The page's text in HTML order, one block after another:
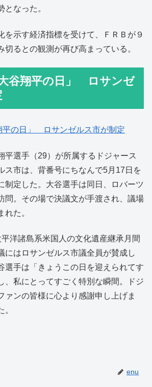
となった。
を示す経済指標を受けて、ＦＲＢが９
切るとの観測が再び高まっている。
谷翔平の日」 ロサンゼ
平の日」 ロサンゼルス市が制定
平選手（29）が所属するドジャース
ス市は、背番号にちなんで5月17日を
制定した。大谷選手は同日、ロバーツ
問。その場で決議文が手渡され、議場
れた。
洋諸島系米国人の文化遺産継承月間
にはロサンゼルス市議全員が賛成し
選手は「きょうこの日を迎えられてす
、私にとってすごく特別な瞬間。ドジ
ァンの皆様に心より感謝申し上げま
enu